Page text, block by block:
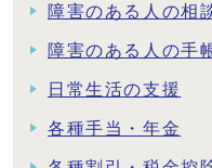
障害のある人の相
障害のある人の手
日常生活の支援
各種手当・年金